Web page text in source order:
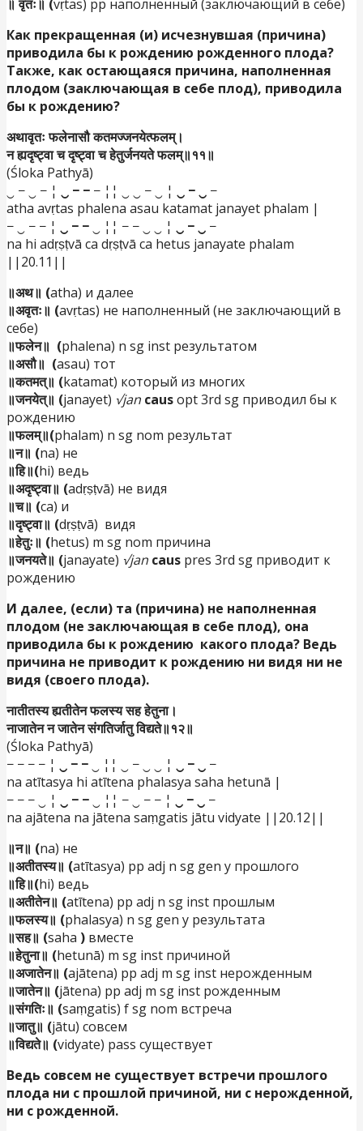
॥ वृतः॥ (vṛtas) pp наполненный (заключающий в себе)
Как прекращенная (и) исчезнувшая (причина)
приводила бы к рождению рожденного плода?
Также, как остающаяся причина, наполненная
плодом (заключающая в себе плод), приводила
бы к рождению?
अथावृतः फलेनासौ कतमज्जनयेत्फलम्।
न ह्यदृष्ट्वा च दृष्ट्वा च हेतुर्जनयते फलम्॥११॥
(Śloka Pathyā)
‿ − ‿ − ¦ ‿ − − − ¦¦ ‿ ‿ − ‿ ¦ ‿ − ‿ −
atha avṛtas phalena asau katamat janayet phalam |
− ‿ − − ¦ ‿ − − ‿ ¦¦ − − ‿ ‿ ¦ ‿ − ‿ −
na hi adṛṣṭvā ca dṛṣṭvā ca hetus janayate phalam
||20.11||
॥अथ॥ (atha) и далее
॥अवृतः॥ (avṛtas) не наполненный (не заключающий в
себе)
॥फलेन॥ (phalena) n sg inst результатом
॥असौ॥ (asau) тот
॥कतमत्॥ (katamat) который из многих
॥जनयेत्॥ (janayet) √jan causopt 3rd sg приводил бы к
рождению
॥फलम्॥(phalam) n sg nom результат
॥न॥ (na) не
॥हि॥(hi) ведь
॥अदृष्ट्वा॥ (adṛṣṭvā) не видя
॥च॥ (ca) и
॥दृष्ट्वा॥ (dṛṣṭvā) видя
॥हेतुः॥ (hetus) m sg nom причина
॥जनयते॥ (janayate) √jan caus pres 3rd sg приводит к
рождению
И далее, (если) та (причина) не наполненная
плодом (не заключающая в себе плод), она
приводила бы к рождению какого плода? Ведь
причина не приводит к рождению ни видя ни не
видя (своего плода).
नातीतस्य ह्यतीतेन फलस्य सह हेतुना।
नाजातेन न जातेन संगतिर्जातु विद्यते॥१२॥
(Śloka Pathyā)
− − − − ¦ ‿ − − ‿ ¦¦ ‿ − ‿ ‿ ¦ ‿ − ‿ −
na atītasya hi atītena phalasya saha hetunā |
− − − ‿ ¦ ‿ − − ‿ ¦¦ − ‿ − − ¦ ‿ − ‿ −
na ajātena na jātena saṃgatis jātu vidyate ||20.12||
॥न॥ (na) не
॥अतीतस्य॥ (atītasya) pp adj n sg gen у прошлого
॥हि॥(hi) ведь
॥अतीतेन॥ (atītena) pp adj n sg inst прошлым
॥फलस्य॥ (phalasya) n sg gen у результата
॥सह॥ (saha ) вместе
॥हेतुना॥ (hetunā) m sg inst причиной
॥अजातेन॥ (ajātena) pp adj m sg inst нерожденным
॥जातेन॥ (jātena) pp adj m sg inst рожденным
॥संगतिः॥ (saṃgatis) f sg nom встреча
॥जातु॥ (jātu) совсем
॥विद्यते॥ (vidyate) pass существует
Ведь совсем не существует встречи прошлого
плода ни с прошлой причиной, ни с нерожденной,
ни с рожденной.